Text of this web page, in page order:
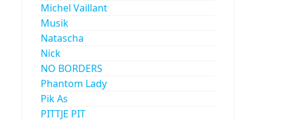
Michel Vaillant
Musik
Natascha
Nick
NO BORDERS
Phantom Lady
Pik As
PITTJE PIT